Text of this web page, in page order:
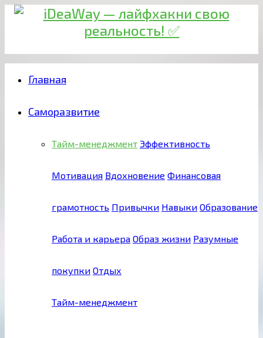
Главная
Саморазвитие
Тайм-менеджмент Эффективность
Мотивация Вдохновение Финансовая
грамотность Привычки Навыки Образование
Работа и карьера Образ жизни Разумные
покупки Отдых
Тайм-менеджмент